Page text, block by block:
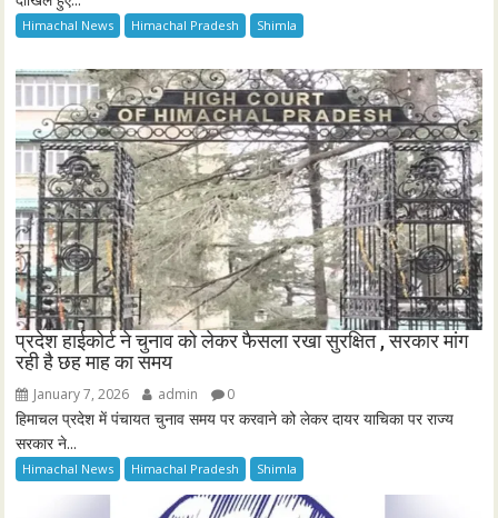
Himachal News Himachal Pradesh Shimla
प्रदेश हाईकोर्ट ने चुनाव को लेकर फैसला रखा सुरक्षित , सरकार मांग
रही है छह माह का समय
January 7, 2026 admin 0
हिमाचल प्रदेश में पंचायत चुनाव समय पर करवाने को लेकर दायर याचिका पर राज्य
सरकार ने...
Himachal News Himachal Pradesh Shimla